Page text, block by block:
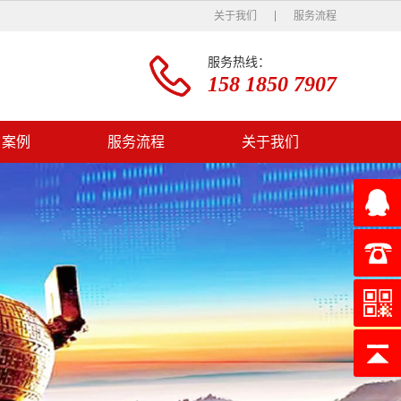
关于我们 服务流程
服务热线：
158 1850 7907
例 服务流程 关于我们